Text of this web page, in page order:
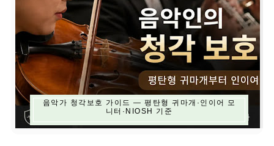
음악가 청각보호 가이드 — 평탄형 귀마개·인이어 모
니터·NIOSH 기준